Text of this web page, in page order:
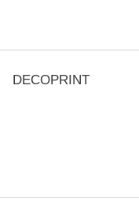
DECOPRINT